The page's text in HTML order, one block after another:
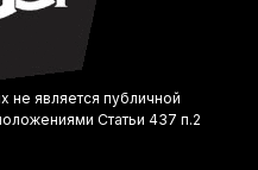
не является публичной
Статьи 437 п.2